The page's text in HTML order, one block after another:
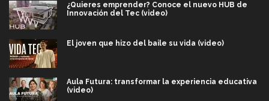
¿Quieres emprender? Conoce el nuevo HUB de
Innovación del Tec (video)
El joven que hizo del baile su vida (video)
Aula Futura: transformar la experiencia educativa
(video)